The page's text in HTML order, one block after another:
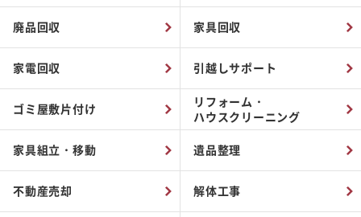
廃品回収 家具回収
家電回収 引越しサポート
ゴミ屋敷片付け
リフォーム・
ハウスクリーニング
家具組立・移動 遺品整理
不動産売却 解体工事